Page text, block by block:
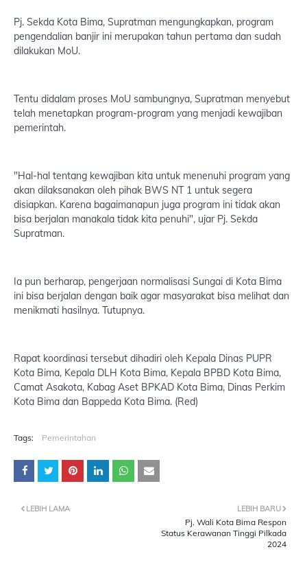
Pj. Sekda Kota Bima, Supratman mengungkapkan, program
pengendalian banjir ini merupakan tahun pertama dan sudah
dilakukan MoU.
Tentu didalam proses MoU sambungnya, Supratman menyebut
telah menetapkan program-program yang menjadi kewajiban
pemerintah.
"Hal-hal tentang kewajiban kita untuk menenuhi program yang
akan dilaksanakan oleh pihak BWS NT 1 untuk segera
disiapkan. Karena bagaimanapun juga program ini tidak akan
bisa berjalan manakala tidak kita penuhi", ujar Pj. Sekda
Supratman.
Ia pun berharap, pengerjaan normalisasi Sungai di Kota Bima
ini bisa berjalan dengan baik agar masyarakat bisa melihat dan
menikmati hasilnya. Tutupnya.
Rapat koordinasi tersebut dihadiri oleh Kepala Dinas PUPR
Kota Bima, Kepala DLH Kota Bima, Kepala BPBD Kota Bima,
Camat Asakota, Kabag Aset BPKAD Kota Bima, Dinas Perkim
Kota Bima dan Bappeda Kota Bima. (Red)
Tags: Pemerintahan
LEBIH BARU
Pj. Wali Kota Bima Respon
Status Kerawanan Tinggi Pilkada
2024
LEBIH LAMA